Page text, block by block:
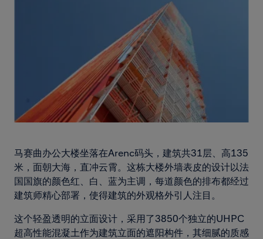
马赛曲办公大楼坐落在Arenc码头，建筑共31层、高135
米，面朝大海，直冲云霄。这栋大楼外墙表皮的设计以法
国国旗的颜色红、白、蓝为主调，每道颜色的排布都经过
建筑师精心部署，使得建筑的外观格外引人注目。
这个轻盈透明的立面设计，采用了3850个独立的UHPC
超高性能混凝土作为建筑立面的遮阳构件，其细腻的质感